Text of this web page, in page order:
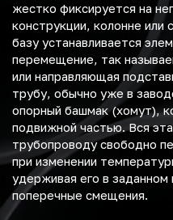
жестко фиксируется на
конструкции, колонне или
базу устанавливается
перемещение, так
или направляющая
трубу, обычно уже в
опорный башмак (хомут),
подвижной частью. Вся
трубопроводу свободно
при изменении
удерживая его в
поперечные смещения.